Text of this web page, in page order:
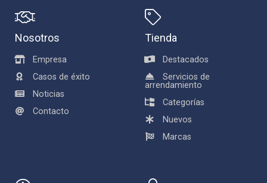
Nosotros
Empresa
Casos de éxito
Noticias
Contacto
Tienda
Destacados
Servicios de
arrendamiento
Categorías
Nuevos
Marcas